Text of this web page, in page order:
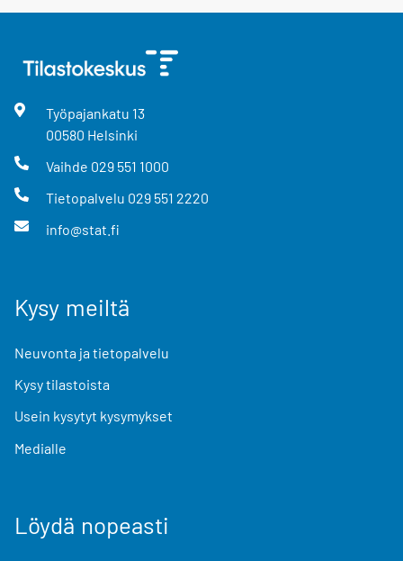
Työpajankatu 13
00580 Helsinki
Vaihde 029 551 1000
Tietopalvelu 029 551 2220
info@stat.fi
Kysy meiltä
Neuvonta ja tietopalvelu
Kysy tilastoista
Usein kysytyt kysymykset
Medialle
Löydä nopeasti